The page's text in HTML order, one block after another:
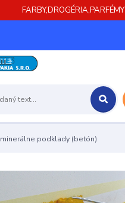
FARBY,DROGÉRIA,PARFÉMY
minerálne podklady (betón)